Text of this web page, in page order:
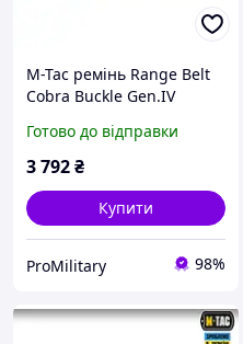
M-Tac ремінь Range Belt
Cobra Buckle Gen.IV
XL/2XL
Готово до відправки
3 792₴
Купити
ProMilitary 98%